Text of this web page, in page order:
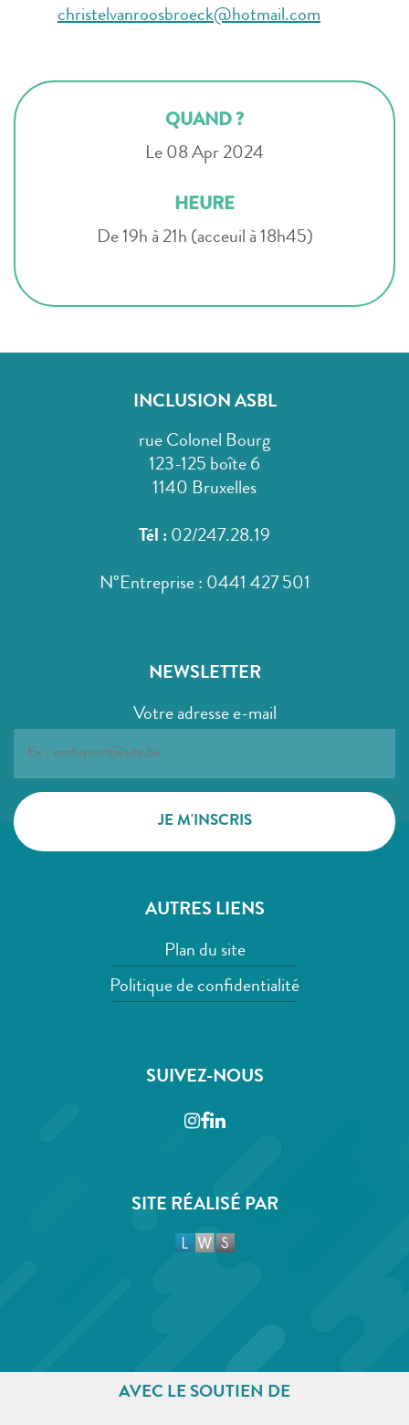
christelvanroosbroeck@hotmail.com
QUAND ?
Le 08 Apr 2024
HEURE
De 19h à 21h (acceuil à 18h45)
INCLUSION ASBL
rue Colonel Bourg
123-125 boîte 6
1140 Bruxelles
Tél : 02/247.28.19
N°Entreprise : 0441 427 501
NEWSLETTER
Votre adresse e-mail
AUTRES LIENS
Plan du site
Politique de confidentialité
SUIVEZ-NOUS
Instagram
Facebook
LinkedIn
SITE RÉALISÉ PAR
AVEC LE SOUTIEN DE